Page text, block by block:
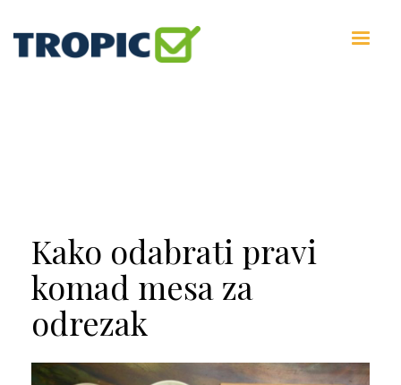
Kako odabrati pravi
komad mesa za
odrezak